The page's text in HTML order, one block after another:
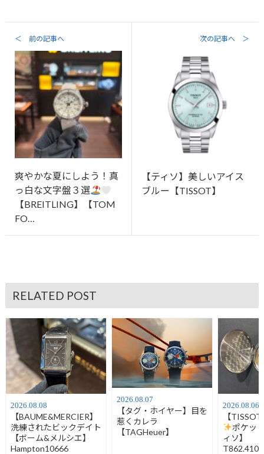
＜ 前の記事へ
爽やかな夏にしよう！真
っ白な文字盤３選
【BREITLING】【TOM
FO…
次の記事へ ＞
【ティソ】美しいアイス
ブルー【TISSOT】
RELATED POST
2026.08.08
【BAUME&MERCIER】
洗練されたビックデイト
【ボーム&メルシエ】
Hampton10666
2026.08.07
【タグ・ホイヤー】目を
惹くカレラ
【TAGHeuer】
2026.08.06
【
ポケッ
ィソ】